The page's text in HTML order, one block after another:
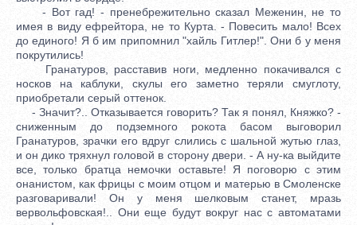
- Вот гад! - пренебрежительно сказал Меженин, не то
имея в виду ефрейтора, не то Курта. - Повесить мало! Всех
до единого! Я б им припомнил "хайль Гитлер!". Они б у меня
покрутились!
Гранатуров, расставив ноги, медленно покачивался с
носков на каблуки, скулы его заметно теряли смуглоту,
приобретали серый оттенок.
- Значит?.. Отказывается говорить? Так я понял, Княжко? -
сниженным до подземного рокота басом выговорил
Гранатуров, зрачки его вдруг слились с шальной жутью глаз,
и он дико тряхнул головой в сторону двери. - А ну-ка выйдите
все, только братца немочки оставьте! Я поговорю с этим
онанистом, как фрицы с моим отцом и матерью в Смоленске
разговаривали! Он у меня шелковым станет, мразь
вервольфовская!.. Они еще будут вокруг нас с автоматами